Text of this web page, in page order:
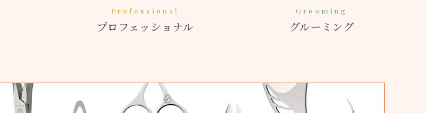
Professional
プロフェッショナル
Grooming
グルーミング